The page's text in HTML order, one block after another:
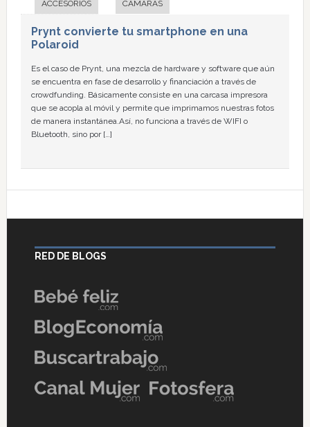
ACCESORIOS CÁMARAS
Prynt convierte tu smartphone en una
Polaroid
Es el caso de Prynt, una mezcla de hardware y software que aún
se encuentra en fase de desarrollo y financiación a través de
crowdfunding. Básicamente consiste en una carcasa impresora
que se acopla al móvil y permite que imprimamos nuestras fotos
de manera instantánea.Así, no funciona a través de WIFI o
Bluetooth, sino por […]
RED DE BLOGS